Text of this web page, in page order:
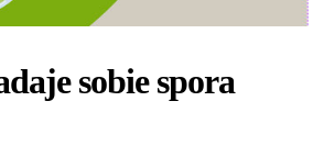
sobie spora